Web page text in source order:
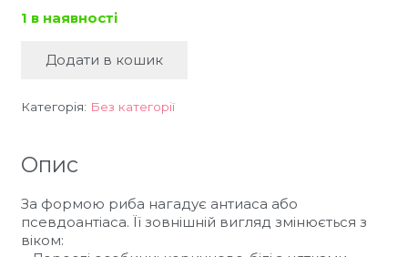
1 в наявності
Bodianus
(S)
кількість
Додати в кошик
Категорія: Без категорії
Опис
За формою риба нагадує антиаса або
псевдоантіаса. Її зовнішній вигляд змінюється з
віком: